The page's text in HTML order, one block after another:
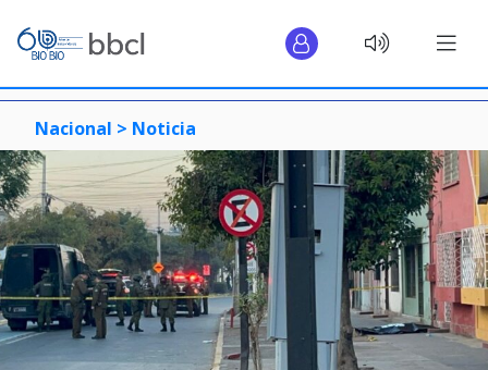
Nacional > Noticia